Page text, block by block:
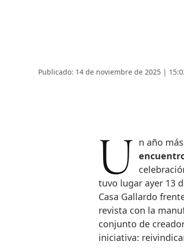
Publicado: 14 de noviembre de 2025 |
Un año
tuvo lugar ayer 13
Casa Gallardo
revista con la
conjunto de
iniciativa: